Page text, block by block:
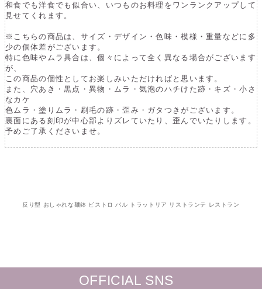
和食でも洋食でも似合い、いつものお料理をワンランクアップして
見せてくれます。
※こちらの商品は、サイズ・デザイン・色味・模様・重量などに多
少の個体差がございます。
特に色味やムラ具合は、個々によって全く異なる場合がございます
が、
この商品の個性としてお楽しみいただければと思います。
また、穴あき・黒点・異物・ムラ・気泡のハチけた跡・キズ・小さ
なカケ
色ムラ・塗りムラ・刷毛の跡・歪み・ガタつきがございます。
裏面にある刻印が中心部よりズレていたり、歪んでいたりします。
予めご了承くださいませ。
反り型 おしゃれな麺鉢 ビストロ バル トラットリア リストランテ レストラン
OFFICIAL SNS